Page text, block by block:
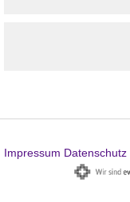
Impressum Datenschutz